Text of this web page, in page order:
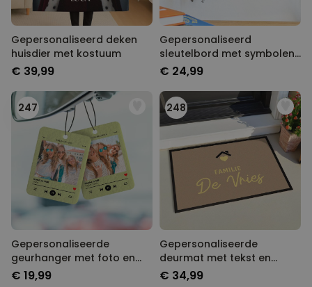
Gepersonaliseerd deken
huisdier met kostuum
€ 39,99
Gepersonaliseerd
sleutelbord met symbolen
en namen
€ 24,99
247
Gepersonaliseerde
geurhanger met foto en
liedje set van 2
€ 19,99
248
Gepersonaliseerde
deurmat met tekst en
symbool
€ 34,99